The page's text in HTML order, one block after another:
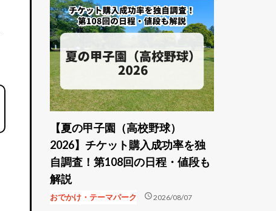
【夏の甲子園（高校野球）
2026】チケット購入成功率を独
自調査！第108回の日程・値段も
解説
おでかけ・テーマパーク schedule2026/08/07